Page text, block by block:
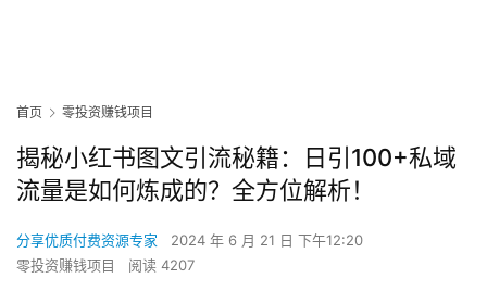
首页 零投资赚钱项目
揭秘小红书图文引流秘籍：日引100+私域
流量是如何炼成的？全方位解析！
分享优质付费资源专家
2024 年 6 月 21 日 下午12:20
零投资赚钱项目
阅读 4207